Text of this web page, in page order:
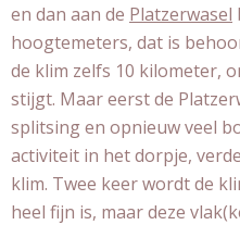
en dan aan de Platzerwasel
hoogtemeters, dat is
de klim zelfs 10 kilometer,
stijgt. Maar eerst de
splitsing en opnieuw veel
activiteit in het dorpje,
klim. Twee keer wordt de
heel fijn is, maar deze